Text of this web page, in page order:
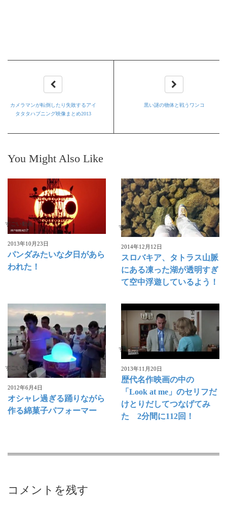
カメラマンが転倒したり失敗するアイ
タタタハプニング映像まとめ2013
黒い謎の物体と戦うワンコ
You Might Also Like
すごい動画
2013年10月23日
パンダみたいな夕日があら
われた！
すごい動画
2014年12月12日
スロバキア、タトラス山脈
にある凍った湖が透明すぎ
て空中浮遊しているよう！
すごい動画
2012年6月4日
オシャレ過ぎる踊りながら
作る綿菓子パフォーマー
すごい動画
2013年11月20日
歴代名作映画の中の
「Look at me」のセリフだ
けとりだしてつなげてみ
た 2分間に112回！
コメントを残す